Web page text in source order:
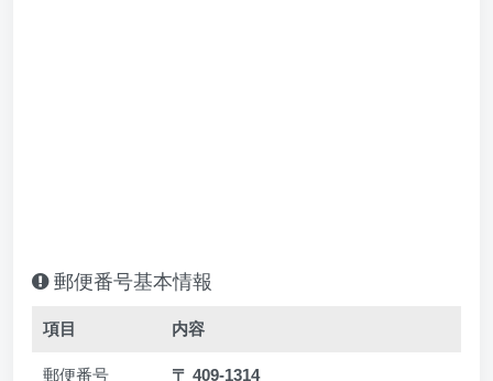
郵便番号基本情報
項目 内容
郵便番号 〒 409-1314